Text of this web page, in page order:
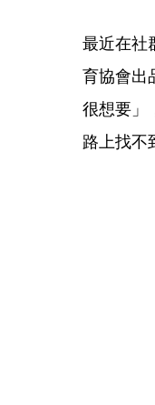
最近在社
育協會出
很想要」
路上找不